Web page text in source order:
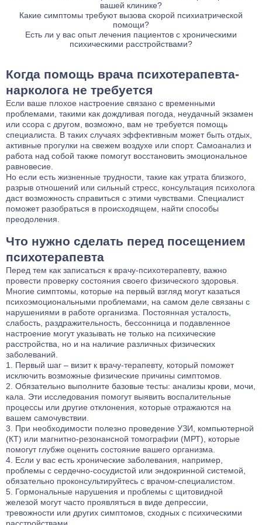
обсуждения её формата.
конфиденциальность. Ваша профессиональная репутация
находится под защитой закона о врачебной тайне.
защиту прав пациента. Данные используются только для
внутреннего документооборота клиники.
психоневрологическом диспансере (ПНД). Мы работаем в
рамках договорных отношений. Диспансерный учёт
возможен только в государственных учреждениях при
определённых, строго регламентированных законом
условиях (например, при тяжёлых хронических
препятствием для получения качественной помощи. Для
длительных курсов психотерапии или комплексных
реабилитационных программ мы предлагаем гибкие условия
оплаты, включающие помесячную рассрочку. Этот вопрос
обсуждается индивидуально после составления плана
вашей клинике?
Да, анонимность и конфиденциальность являются одним из
главных принципов работы нашей клиники. Все данные о
пациентах защищены законом, и информация о ходе
лечения не передается третьим лицам без согласия
Какие симптомы требуют вызова скорой психиатрической
помощи?
Необходимость в скорой психиатрической помощи возникает
при таких симптомах, как галлюцинации, ярко выраженная
случаях важно своевременно обратиться к специалистам
для предотвращения угрозы жизни пациента и окружающих.
Есть ли у вас опыт лечения пациентов с хроническими
психическими расстройствами?
расстройств. Наши специалисты используют комплексные
подходы, которые включают долгосрочное медикаментозное
лечение, психотерапевтические сессии и программы
реабилитации, что позволяет стабилизировать состояние
пациентов и улучшить качество их жизни.
Когда помощь врача психотерапевта-
нарколога не требуется
Если ваше плохое настроение связано с временными
проблемами, такими как дождливая погода, неудачный экзамен
или ссора с другом, возможно, вам не требуется помощь
специалиста. В таких случаях эффективным может быть отдых,
активные прогулки на свежем воздухе или спорт. Самоанализ и
работа над собой также помогут восстановить эмоциональное
равновесие.
Но если есть жизненные трудности, такие как утрата близкого,
разрыв отношений или сильный стресс, консультация психолога
даст возможность справиться с этими чувствами. Специалист
поможет разобраться в происходящем, найти способы
преодоления.
Что нужно сделать перед посещением
психотерапевта
Перед тем как записаться к врачу-психотерапевту, важно
провести проверку состояния своего физического здоровья.
Многие симптомы, которые на первый взгляд могут казаться
психоэмоциональными проблемами, на самом деле связаны с
нарушениями в работе организма. Постоянная усталость,
слабость, раздражительность, бессонница и подавленное
настроение могут указывать не только на психические
расстройства, но и на наличие различных физических
заболеваний.
Первый шаг – визит к врачу-терапевту, который поможет
исключить возможные физические причины симптомов.
Обязательно выполните базовые тесты: анализы крови, мочи,
кала. Эти исследования помогут выявить воспалительные
процессы или другие отклонения, которые отражаются на
вашем самочувствии.
При необходимости полезно проведение УЗИ, компьютерной
(КТ) или магнитно-резонансной томографии (МРТ), которые
помогут глубже оценить состояние вашего организма.
Если у вас есть хронические заболевания, например,
проблемы с сердечно-сосудистой или эндокринной системой,
обязательно проконсультируйтесь с врачом-специалистом.
Гормональные нарушения и проблемы с щитовидной
железой могут часто проявляться в виде депрессии,
тревожности или других симптомов, сходных с психическими